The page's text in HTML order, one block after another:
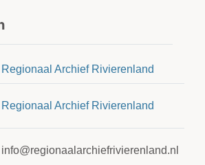
Regionaal Archief Rivierenland
Regionaal Archief Rivierenland
info@regionaalarchiefrivierenland.nl